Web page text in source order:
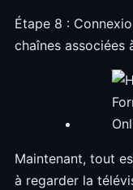
Étape 8 :
chaînes associées
Maintenant, tout
à regarder la